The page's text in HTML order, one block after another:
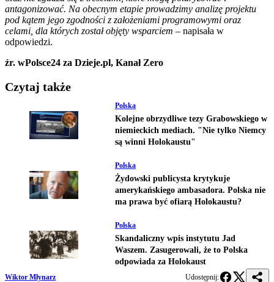
antagonizować. Na obecnym etapie prowadzimy analizę projektu
pod kątem jego zgodności z założeniami programowymi oraz
celami, dla których został objęty wsparciem – napisała w
odpowiedzi.
źr. wPolsce24 za Dzieje.pl, Kanał Zero
Czytaj także
Polska
Kolejne obrzydliwe tezy Grabowskiego w
niemieckich mediach. "Nie tylko Niemcy
są winni Holokaustu"
Polska
Żydowski publicysta krytykuje
amerykańskiego ambasadora. Polska nie
ma prawa być ofiarą Holokaustu?
Polska
Skandaliczny wpis instytutu Jad
Waszem. Zasugerowali, że to Polska
odpowiada za Holokaust
Wiktor Młynarz Udostępnij: